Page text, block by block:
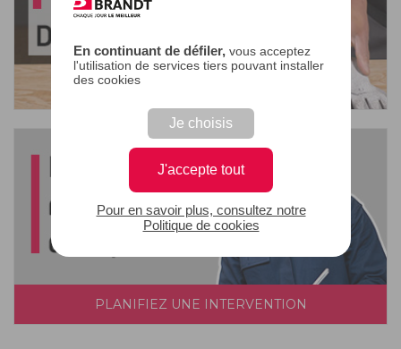
En continuant de défiler,vous acceptez
l'utilisation de services tiers pouvant installer
des cookies
Je choisis
J'accepte tout
Pour en savoir plus, consultez notre
Politique de cookies
PLANIFIEZ UNE INTERVENTION